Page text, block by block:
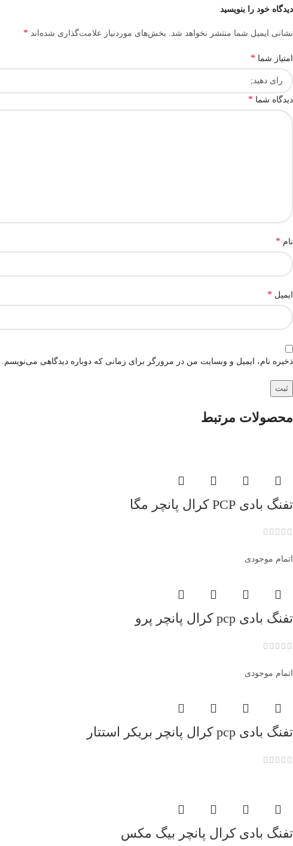
دیدگاه خود را بنویسید
نشانی ایمیل شما منتشر نخواهد شد. بخش‌های موردنیاز علامت‌گذاری شده‌اند *
امتیاز شما *
دیدگاه شما *
نام *
ایمیل *
ذخیره نام، ایمیل و وبسایت من در مرورگر برای زمانی که دوباره دیدگاهی می‌نویسم.
محصولات مرتبط
تفنگ بادی PCP کرال پانچر مگا
اتمام موجودی
تفنگ بادی pcp کرال پانچر پرو
اتمام موجودی
تفنگ بادی pcp کرال پانچر بریکر استتار
تفنگ بادی کرال پانچر بیگ مکس